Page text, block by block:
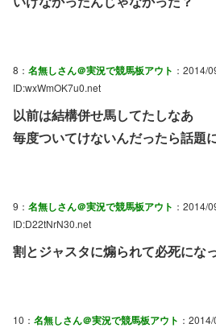
8： 名無しさん＠実況で競馬板アウト ：2014/
ID:wxWmOK7u0.net
以前は結構併せ馬してたしなあ
毎度ついてけないんだったら話題
9： 名無しさん＠実況で競馬板アウト ：2014/
ID:D22tNrN30.net
割とジャスタに煽られて必死にな
10： 名無しさん＠実況で競馬板アウト ：